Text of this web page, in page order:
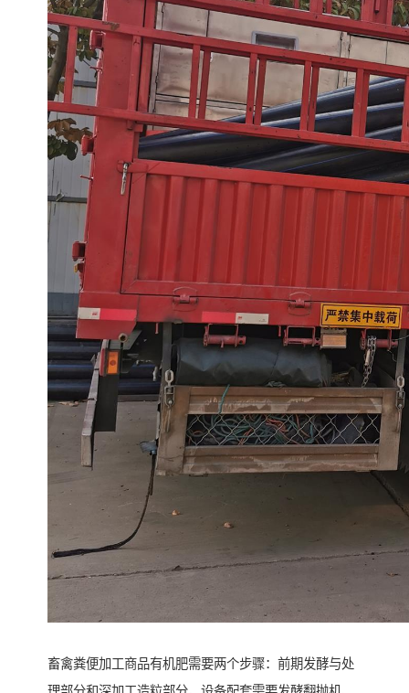
畜禽粪便加工商品有机肥需要两个步骤：前期发酵与处